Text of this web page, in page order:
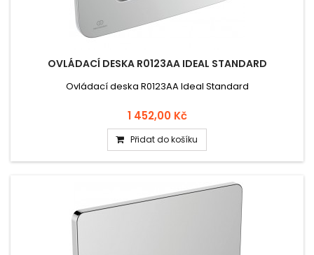
OVLÁDACÍ DESKA R0123AA IDEAL STANDARD
Ovládací deska R0123AA Ideal Standard
1 452,00 Kč
Přidat do košíku